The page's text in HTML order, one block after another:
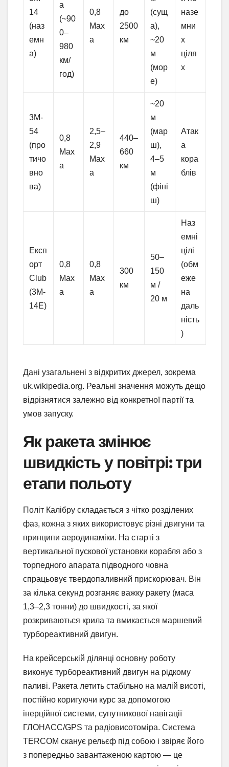
14
(наз
емн
а)
а
(~90
0–
980
км/
год)
0,8
Мах
а
до
2500
км
(сущ
а),
~20
м
(мор
е)
назе
мни
х
ціля
х
3М-
54
(про
тичо
вно
ва)
0,8
Мах
а
2,5–
2,9
Мах
а
440–
660
км
~20
м
(мар
ш),
4–5
м
(фіні
ш)
Атак
а
кора
блів
Експ
орт
Club
(3М-
14Е)
0,8
Мах
а
0,8
Мах
а
300
км
50–
150
м /
20 м
Наз
емні
цілі
(обм
еже
на
даль
ність
)
Дані узагальнені з відкритих джерел, зокрема
uk.wikipedia.org. Реальні значення можуть дещо
відрізнятися залежно від конкретної партії та
умов запуску.
Як ракета змінює
швидкість у повітрі: три
етапи польоту
Політ Калібру складається з чітко розділених
фаз, кожна з яких використовує різні двигуни та
принципи аеродинаміки. На старті з
вертикальної пускової установки корабля або з
торпедного апарата підводного човна
спрацьовує твердопаливний прискорювач. Він
за кілька секунд розганяє важку ракету (маса
1,3–2,3 тонни) до швидкості, за якої
розкриваються крила та вмикається маршевий
турбореактивний двигун.
На крейсерській ділянці основну роботу
виконує турбореактивний двигун на рідкому
паливі. Ракета летить стабільно на малій висоті,
постійно коригуючи курс за допомогою
інерційної системи, супутникової навігації
ГЛОНАСС/GPS та радіовисотоміра. Система
TERCOM сканує рельєф під собою і звіряє його
з попередньо завантаженою картою — це